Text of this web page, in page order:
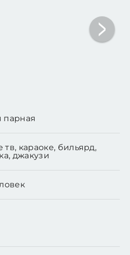
парная
тв, караоке, бильярд,
джакузи